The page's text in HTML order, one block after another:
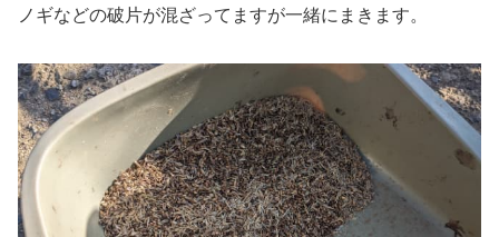
ノギなどの破片が混ざってますが一緒にまきます。